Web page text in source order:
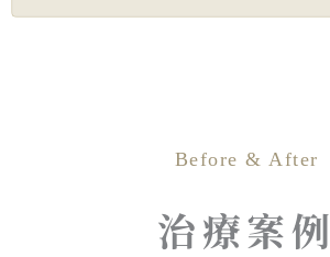
Before & After
治療案例